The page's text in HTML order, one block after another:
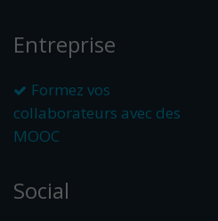
Entreprise
Formez vos
collaborateurs avec des
MOOC
Social